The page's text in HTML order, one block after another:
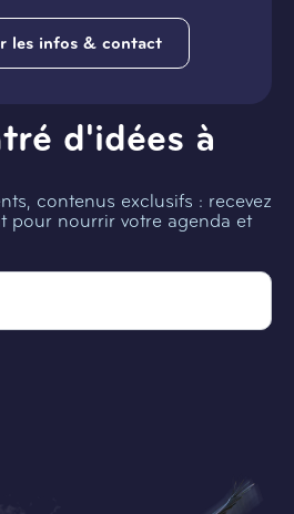
les infos & contact
d'idées à
contenus exclusifs : recevez
pour nourrir votre agenda et